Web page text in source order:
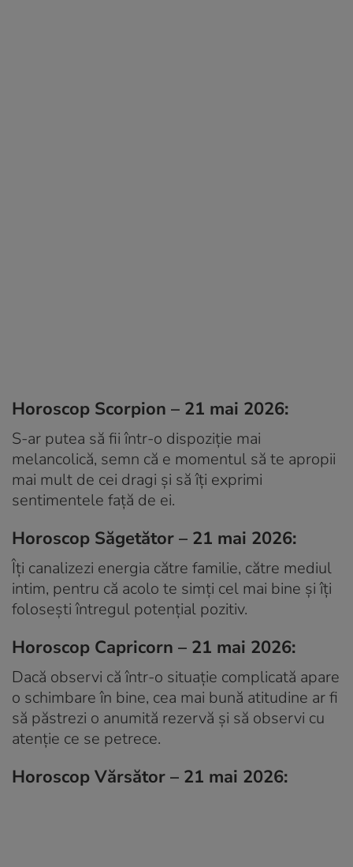
Horoscop Scorpion – 21 mai 2026:
S-ar putea să fii într-o dispoziție mai
melancolică, semn că e momentul să te apropii
mai mult de cei dragi și să îți exprimi
sentimentele față de ei.
Horoscop Săgetător – 21 mai 2026:
Îți canalizezi energia către familie, către mediul
intim, pentru că acolo te simți cel mai bine și îți
folosești întregul potențial pozitiv.
Horoscop Capricorn – 21 mai 2026:
Dacă observi că într-o situație complicată apare
o schimbare în bine, cea mai bună atitudine ar fi
să păstrezi o anumită rezervă și să observi cu
atenție ce se petrece.
Horoscop Vărsător – 21 mai 2026: